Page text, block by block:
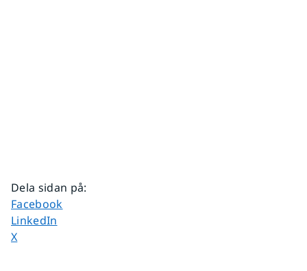
Dela sidan på:
Dela sidan på
Facebook
Dela sidan på
LinkedIn
Dela sidan på
X